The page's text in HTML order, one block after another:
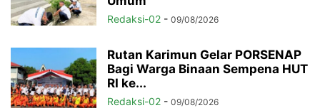
Redaksi-02 - 09/08/2026
Rutan Karimun Gelar PORSENAP
Bagi Warga Binaan Sempena HUT
RI ke...
Redaksi-02 - 09/08/2026